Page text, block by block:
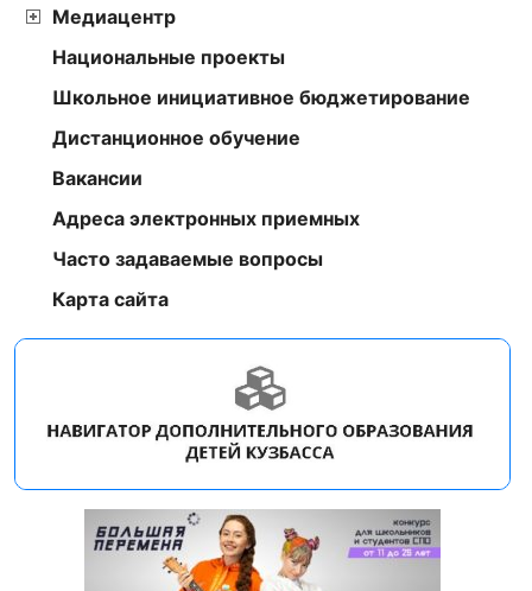
Медиацентр
Национальные проекты
Школьное инициативное бюджетирование
Дистанционное обучение
Вакансии
Адреса электронных приемных
Часто задаваемые вопросы
Карта сайта